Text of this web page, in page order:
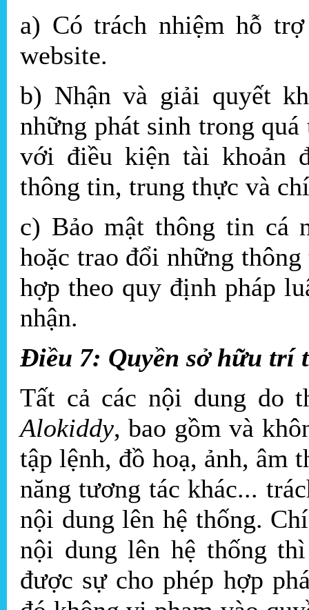
a) Có trách nhiệm hỗ
website.
b) Nhận và giải quyết
những phát sinh trong
với điều kiện tài khoản
thông tin, trung thực và
c) Bảo mật thông tin cá
hoặc trao đổi những
hợp theo quy định pháp
nhận.
Điều 7: Quyền sở hữu trí
Tất cả các nội dung do
Alokiddy, bao gồm và
tập lệnh, đồ hoạ, ảnh, âm
năng tương tác khác...
nội dung lên hệ thống.
nội dung lên hệ thống
được sự cho phép hợp